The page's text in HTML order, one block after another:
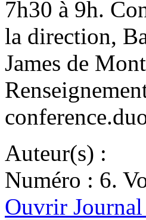
7h30 à 9h.
la direction,
James de
Auteur(s) :
Numéro : 6.
Ouvrir